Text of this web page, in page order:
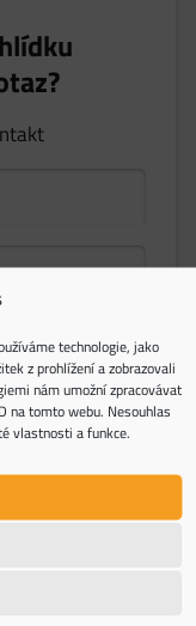
technologie, jako
z prohlížení a zobrazovali
nám umožní zpracovávat
na tomto webu. Nesouhlas
vlastnosti a funkce.
stránce jsou